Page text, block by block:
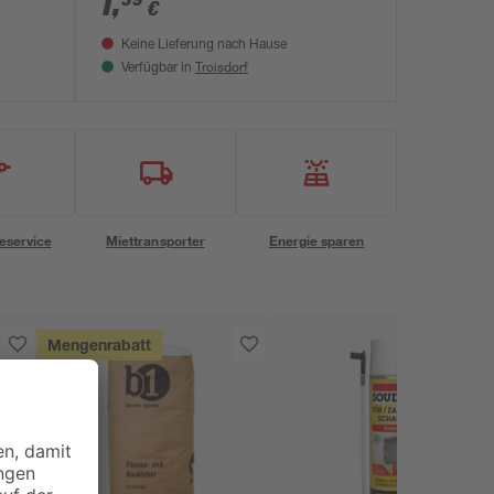
€
Keine Lieferung nach Hause
Verfügbar in Troisdorf
Miettransporter Energie sparen
Mengenrabatt